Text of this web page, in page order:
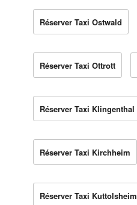
Réserver Taxi Ostwald
Réserver Taxi Ottrott
Réserver Taxi Klingenthal
Réserver Taxi Kirchheim
Réserver Taxi Kuttolsheim